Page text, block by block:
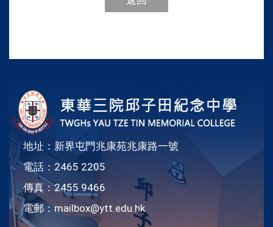
地址：新界屯門兆康苑兆康路一號
電話：2465 2205
傳真：2455 9466
電郵：mailbox@ytt.edu.hk